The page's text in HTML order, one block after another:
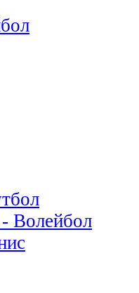
Волейбол